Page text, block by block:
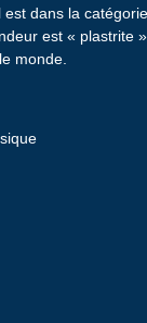
dans la
est « plastrite
monde.